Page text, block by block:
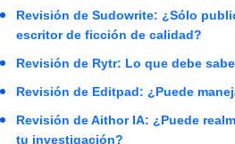
Revisión de Sudowrite: ¿Sólo
escritor de ficción de calidad?
Revisión de Rytr: Lo que debe
Revisión de Editpad: ¿Puede
Revisión de Aithor IA: ¿Puede
tu investigación?